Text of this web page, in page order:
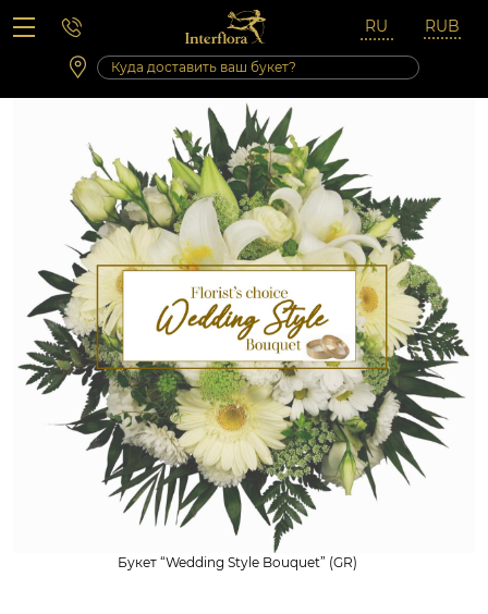
Вопросы-ответы
Сб 10:00 ‐ 14:00
Выходные и праздничные дни
Букет “Wedding Style Bouquet” (GR)